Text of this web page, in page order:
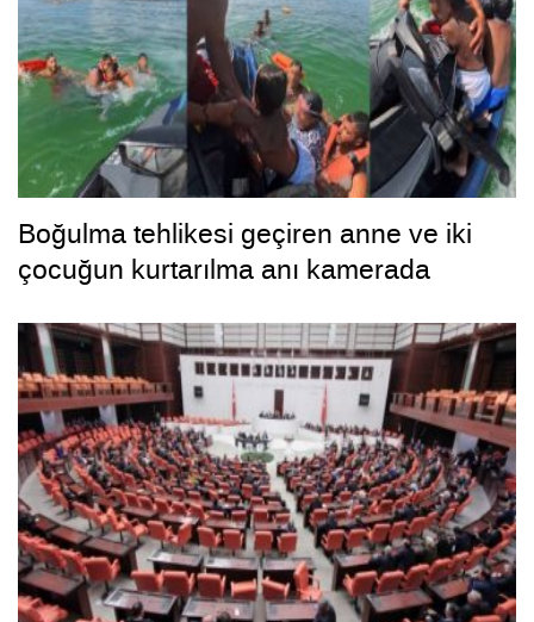
Boğulma tehlikesi geçiren anne ve iki
çocuğun kurtarılma anı kamerada